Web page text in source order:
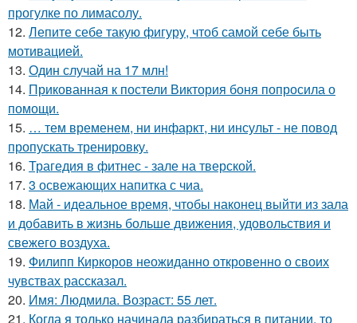
прогулке по лимасолу.
12. Лепите себе такую фигуру, чтоб самой себе быть
мотивацией.
13. Один случай на 17 млн!
14. Прикованная к постели Виктория боня попросила о
помощи.
15. … тем временем, ни инфаркт, ни инсульт - не повод
пропускать тренировку.
16. Трагедия в фитнес - зале на тверской.
17. 3 освежающих напитка с чиа.
18. Май - идеальное время, чтобы наконец выйти из зала
и добавить в жизнь больше движения, удовольствия и
свежего воздуха.
19. Филипп Киркоров неожиданно откровенно о своих
чувствах рассказал.
20. Имя: Людмила. Возраст: 55 лет.
21. Когда я только начинала разбираться в питании, то